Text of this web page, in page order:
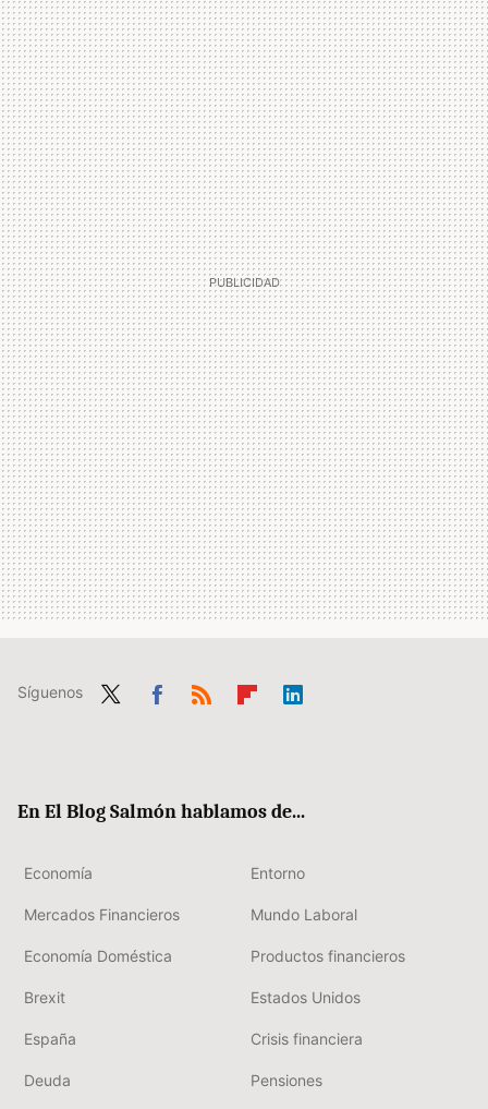
Síguenos
En El Blog Salmón hablamos de...
Economía Entorno
Mercados Financieros Mundo Laboral
Economía Doméstica Productos financieros
Brexit Estados Unidos
España Crisis financiera
Deuda Pensiones